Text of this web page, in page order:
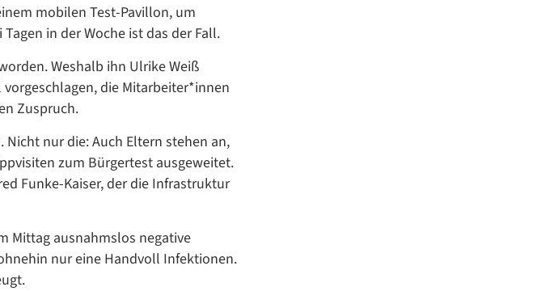
mobilen Test-Pavillon, um
in der Woche ist das der Fall.
Weshalb ihn Ulrike Weiß
die Mitarbeiter*innen
Zuspruch.
nur die: Auch Eltern stehen an,
zum Bürgertest ausgeweitet.
Funke-Kaiser, der die Infrastruktur
Mittag ausnahmslos negative
nur eine Handvoll Infektionen.
Datenschutzerklärung
Datenschutzerklärung
Übersetzen
/
Translate